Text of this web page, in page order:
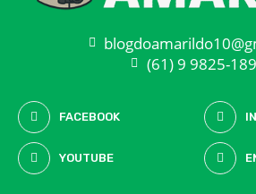
(61) 9 9825-
FACEBOOK
YOUTUBE